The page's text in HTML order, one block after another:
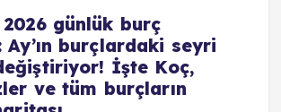
günlük burç
Ay’ın burçlardaki seyri
İşte Koç,
ve tüm burçların